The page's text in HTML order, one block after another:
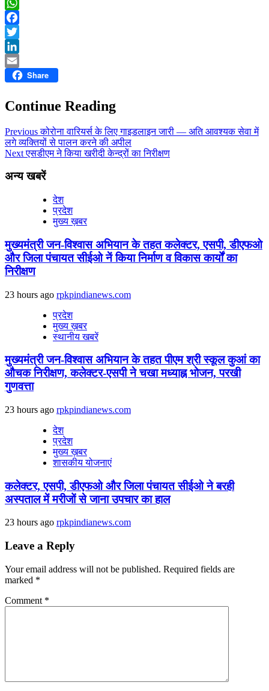
WhatsApp
Facebook
Twitter
LinkedIn
Email Share
Continue Reading
Previousकोरोना वारियर्स के लिए गाइडलाइन जारी — अति आवश्यक सेवा में
लगे व्यक्तियों से पालन करने की अपील
Nextएसडीएम ने किया खरीदी केन्द्रों का निरीक्षण
अन्य खबरें
देश
प्रदेश
मुख्य ख़बर
मुख्यमंत्री जन-विश्वास अभियान के तहत कलेक्टर, एसपी, डीएफओ
और जिला पंचायत सीईओ नें किया निर्माण व विकास कार्यों का
निरीक्षण
23 hours ago rpkpindianews.com
प्रदेश
मुख्य ख़बर
स्थानीय खबरें
मुख्यमंत्री जन-विश्वास अभियान के तहत पीएम श्री स्कूल कुआं का
औचक निरीक्षण, कलेक्टर-एसपी ने चखा मध्याह्न भोजन, परखी
गुणवत्ता
23 hours ago rpkpindianews.com
देश
प्रदेश
मुख्य ख़बर
शासकीय योजनाएं
कलेक्टर, एसपी, डीएफओ और जिला पंचायत सीईओ ने बरही
अस्पताल में मरीजों से जाना उपचार का हाल
23 hours ago rpkpindianews.com
Leave a Reply
Your email address will not be published. Required fields are
marked *
Comment *